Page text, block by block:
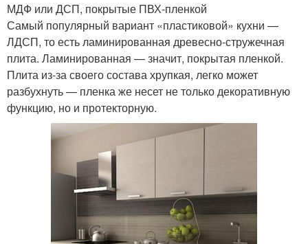
МДФ или ДСП, покрытые ПВХ-пленкой
Самый популярный вариант «пластиковой» кухни —
ЛДСП, то есть ламинированная древесно-стружечная
плита. Ламинированная — значит, покрытая пленкой.
Плита из-за своего состава хрупкая, легко может
разбухнуть — пленка же несет не только декоративную
функцию, но и протекторную.